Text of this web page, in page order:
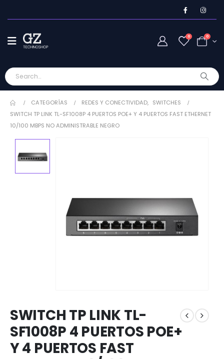
0 0
CATEGORÍAS REDES Y CONECTIVIDAD, SWITCHES
SWITCH TP LINK TL-SF1008P 4 PUERTOS POE+ Y 4 PUERTOS FAST ETHERNET
10/100 MBPS NO ADMINISTRABLE NEGRO
SWITCH TP LINK TL-
SF1008P 4 PUERTOS POE+
Y 4 PUERTOS FAST